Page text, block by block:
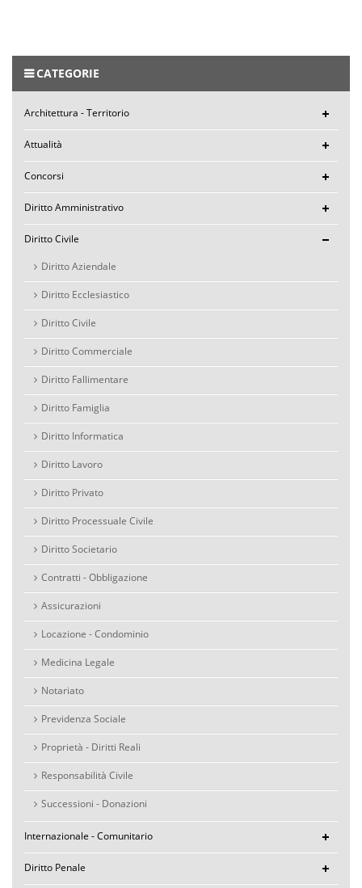
CATEGORIE
Architettura - Territorio
Attualità
Concorsi
Diritto Amministrativo
Diritto Civile
Diritto Aziendale
Diritto Ecclesiastico
Diritto Civile
Diritto Commerciale
Diritto Fallimentare
Diritto Famiglia
Diritto Informatica
Diritto Lavoro
Diritto Privato
Diritto Processuale Civile
Diritto Societario
Contratti - Obbligazione
Assicurazioni
Locazione - Condominio
Medicina Legale
Notariato
Previdenza Sociale
Proprietà - Diritti Reali
Responsabilità Civile
Successioni - Donazioni
Internazionale - Comunitario
Diritto Penale